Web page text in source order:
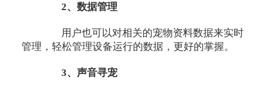
2、数据管理
用户也可以对相关的宠物资料数据来实时
管理，轻松管理设备运行的数据，更好的掌握。
3、声音寻宠